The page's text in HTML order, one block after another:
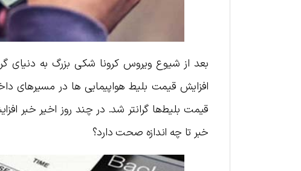
بعد از شیوع ویروس کرونا شکی بزرگ به دنیای
افزایش قیمت بلیط هواپیمایی ها در مسیرهای
قیمت بلیط‌ها گرانتر شد. در چند روز اخیر خبر
خبر تا چه اندازه صحت دارد؟